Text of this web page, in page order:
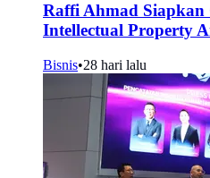
Raffi Ahmad
Intellectual Property
Bisnis•28 hari lalu